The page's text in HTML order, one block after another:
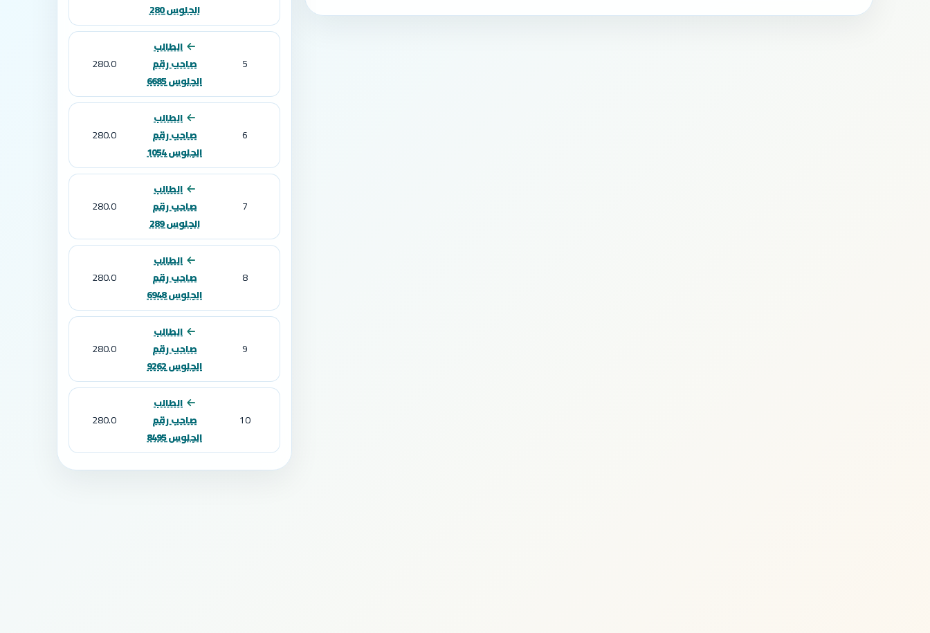
الجلوس 280
5
الطالب
صاحب رقم
الجلوس 6685
280.0
6
الطالب
صاحب رقم
الجلوس 1054
280.0
7
الطالب
صاحب رقم
الجلوس 289
280.0
8
الطالب
صاحب رقم
الجلوس 6948
280.0
9
الطالب
صاحب رقم
الجلوس 9262
280.0
10
الطالب
صاحب رقم
الجلوس 8495
280.0